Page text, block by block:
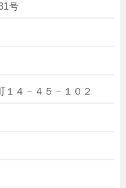
号
１４－４５－１０２